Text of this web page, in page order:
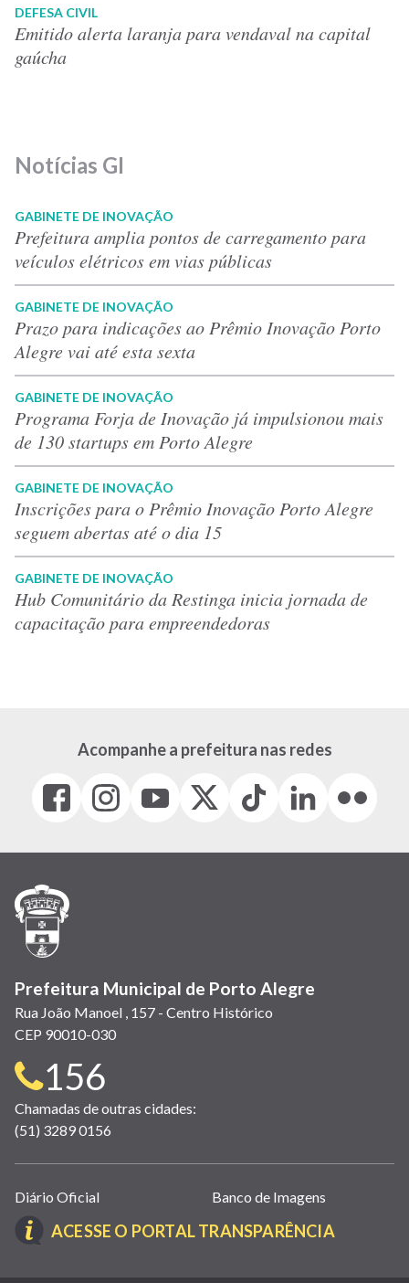
DEFESA CIVIL
Emitido alerta laranja para vendaval na capital
gaúcha
Notícias GI
GABINETE DE INOVAÇÃO
Prefeitura amplia pontos de carregamento para
veículos elétricos em vias públicas
GABINETE DE INOVAÇÃO
Prazo para indicações ao Prêmio Inovação Porto
Alegre vai até esta sexta
GABINETE DE INOVAÇÃO
Programa Forja de Inovação já impulsionou mais
de 130 startups em Porto Alegre
GABINETE DE INOVAÇÃO
Inscrições para o Prêmio Inovação Porto Alegre
seguem abertas até o dia 15
GABINETE DE INOVAÇÃO
Hub Comunitário da Restinga inicia jornada de
capacitação para empreendedoras
Acompanhe a prefeitura nas redes
Facebook
(link
em
janela)
Instagram
(link
em
(link
em
(Antigo
(link
Tiktok
(link
em
LinkedIn
(link
em
(link
em
Prefeitura Municipal de Porto Alegre
Rua João Manoel , 157 - Centro Histórico
CEP 90010-030
Telefone
para
contato:
156
Chamadas de outras cidades:
(51) 3289 0156
Links
úteis
(abrem
Diário Oficial Banco de Imagens
ACESSE O PORTAL TRANSPARÊNCIA(LINK